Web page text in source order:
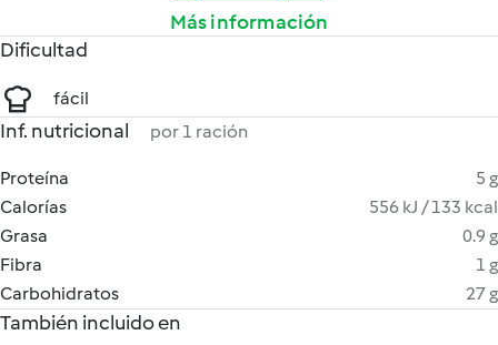
Más información
Dificultad
fácil
Inf. nutricional por 1 ración
Proteína
5 g
Calorías
556 kJ / 133 kcal
Grasa
0.9 g
Fibra
1 g
Carbohidratos
27 g
También incluido en